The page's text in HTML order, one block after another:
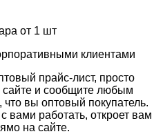
от 1 шт
клиентами
прайс-лист, просто
сайте и сообщите любым
вы оптовый покупатель.
вами работать, откроет вам
на сайте.